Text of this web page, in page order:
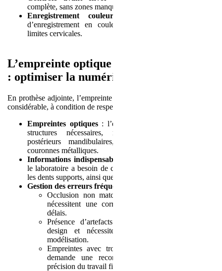
complète, sans zones manquantes ou déformées.
Enregistrement couleur
d’enregistrement en couleur peut faciliter l’analyse des
limites cervicales.
L’empreinte optique en prothèse adjointe
: optimiser la numérisation
En prothèse adjointe, l’empreinte optique permet un gain de temps
considérable, à condition de respecter certaines précautions :
Empreintes optiques: l’empreinte doit inclure toutes les
structures nécessaires, notamment les encastrements
postérieurs mandibulaires, le plancher lingual et les
couronnes métalliques.
Informations indispensables
le laboratoire a besoin de connaître le passage des crochets,
les dents supports, ainsi que les extractions prévues.
Gestion des erreurs fréquentes
Occlusion non matchée : des modèles mal alignés
nécessitent une correction manuelle, allongeant les
délais.
Présence d’artefacts : ceux-ci peuvent bloquer le
design et nécessitent un nettoyage avant toute
modélisation.
Empreintes avec trous : une empreinte incomplète
demande une reconstruction qui peut affecter la
précision du travail final.